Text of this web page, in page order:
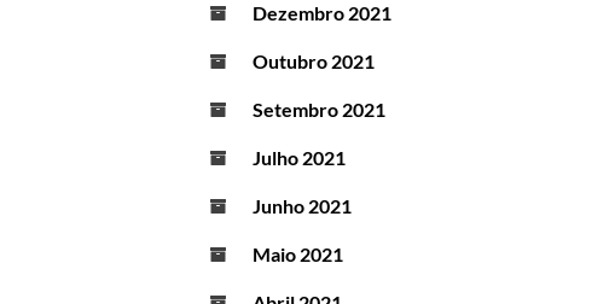
Dezembro 2021
Outubro 2021
Setembro 2021
Julho 2021
Junho 2021
Maio 2021